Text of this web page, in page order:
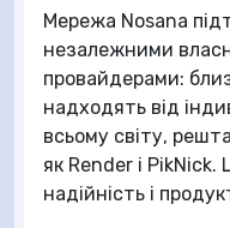
Мережа Nosana
незалежними
провайдерами:
надходять від
всьому світу,
як Render і
надійність і